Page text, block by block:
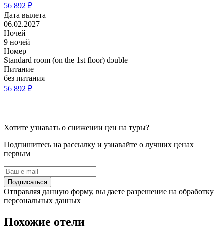
56 892 ₽
Дата вылета
06.02.2027
Ночей
9 ночей
Номер
Standard room (on the 1st floor) double
Питание
без питания
56 892 ₽
Хотите узнавать о снижении цен на туры?
Подпишитесь на рассылку и узнавайте о лучших ценах
первым
Подписаться
Отправляя данную форму, вы даете разрешение на обработку
персональных данных
Похожие отели